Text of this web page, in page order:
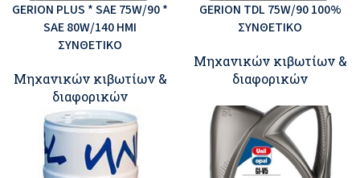
GERION PLUS * SAE 75W/90 *
SAE 80W/140 ΗΜΙ
ΣΥΝΘΕΤΙΚΟ
Μηχανικών κιβωτίων &
διαφορικών
GERION TDL 75W/90 100%
ΣΥΝΘΕΤΙΚΟ
Μηχανικών κιβωτίων &
διαφορικών